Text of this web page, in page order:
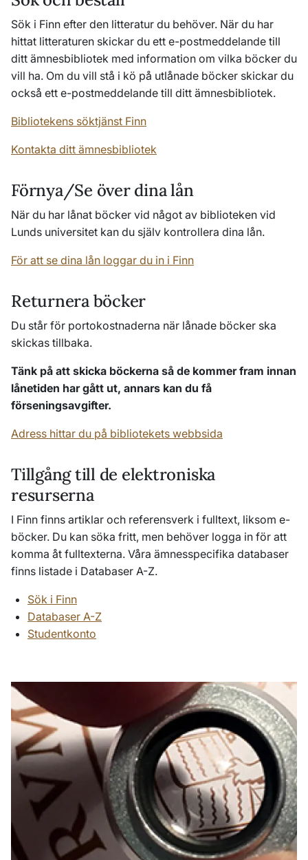
Sök i Finn efter den litteratur du behöver. När du har
hittat litteraturen skickar du ett e-postmeddelande till
ditt ämnesbibliotek med information om vilka böcker du
vill ha. Om du vill stå i kö på utlånade böcker skickar du
också ett e-postmeddelande till ditt ämnesbibliotek.
Bibliotekens söktjänst Finn
Kontakta ditt ämnesbibliotek
Förnya/Se över dina lån
När du har lånat böcker vid något av biblioteken vid
Lunds universitet kan du själv kontrollera dina lån.
För att se dina lån loggar du in i Finn
Returnera böcker
Du står för portokostnaderna när lånade böcker ska
skickas tillbaka.
Tänk på att skicka böckerna så de kommer fram innan
lånetiden har gått ut, annars kan du få
förseningsavgifter.
Adress hittar du på bibliotekets webbsida
Tillgång till de elektroniska
resurserna
I Finn finns artiklar och referensverk i fulltext, liksom e-
böcker. Du kan söka fritt, men behöver logga in för att
komma åt fulltexterna. Våra ämnesspecifika databaser
finns listade i Databaser A-Z.
Sök i Finn
Databaser A-Z
Studentkonto